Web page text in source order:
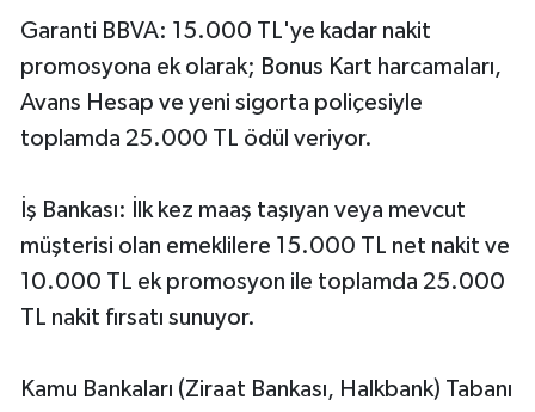
Garanti BBVA: 15.000 TL'ye kadar nakit
promosyona ek olarak; Bonus Kart harcamaları,
Avans Hesap ve yeni sigorta poliçesiyle
toplamda 25.000 TL ödül veriyor.
İş Bankası: İlk kez maaş taşıyan veya mevcut
müşterisi olan emeklilere 15.000 TL net nakit ve
10.000 TL ek promosyon ile toplamda 25.000
TL nakit fırsatı sunuyor.
Kamu Bankaları (Ziraat Bankası, Halkbank) Tabanı